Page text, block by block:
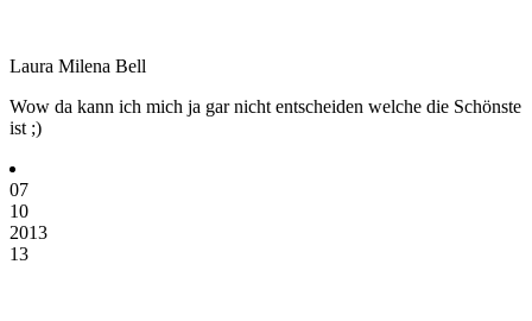
Laura Milena Bell
Wow da kann ich mich ja gar nicht entscheiden welche die Schönste
ist ;)
07
10
2013
13